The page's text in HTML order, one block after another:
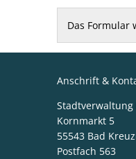
Feedback
Das
Anschrift &
Stadtverwaltung
Kornmarkt 5
55543 Bad
Postfach 563